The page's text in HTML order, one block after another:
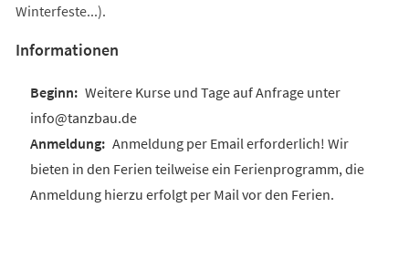
Winterfeste...).
Informationen
Weitere Kurse und Tage auf Anfrage unter
info@tanzbau.de
Anmeldung per Email erforderlich! Wir
bieten in den Ferien teilweise ein Ferienprogramm, die
Anmeldung hierzu erfolgt per Mail vor den Ferien.